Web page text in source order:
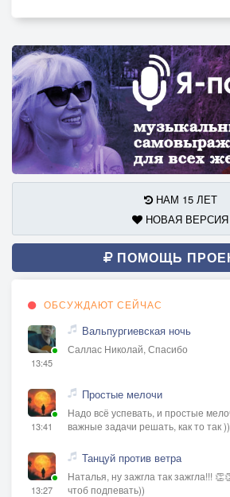
НАМ 15 ЛЕТ
НОВАЯ ВЕРСИЯ
ПОМОЩЬ
ОБСУЖДАЮТ СЕЙЧАС
13:45
Вальпургиевская ночь
Саллас Николай, Спасибо
13:41
Простые мелочи
Надо всё успевать, и простые
важные задачи решать, как то так
13:27
Танцуй против ветра
Наталья, ну зажгла так зажгла!!!
чтоб подпевать))